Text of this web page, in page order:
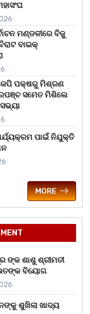
ମଣ୍ଡଳୀରେ ବିଜୁ
ବାଇକ୍
ପକ୍ଷରୁ ମିଶ୍ରଣ
ସମେତ ମିଶିଲେ
ପାଇଁ ନିଯୁକ୍ତି
MORE
ଙ୍କ ଶାଶୁ ଶ୍ରୀମତୀ
ବିୟୋଗ
ଶୁଖିଲା ଖାଦ୍ୟ